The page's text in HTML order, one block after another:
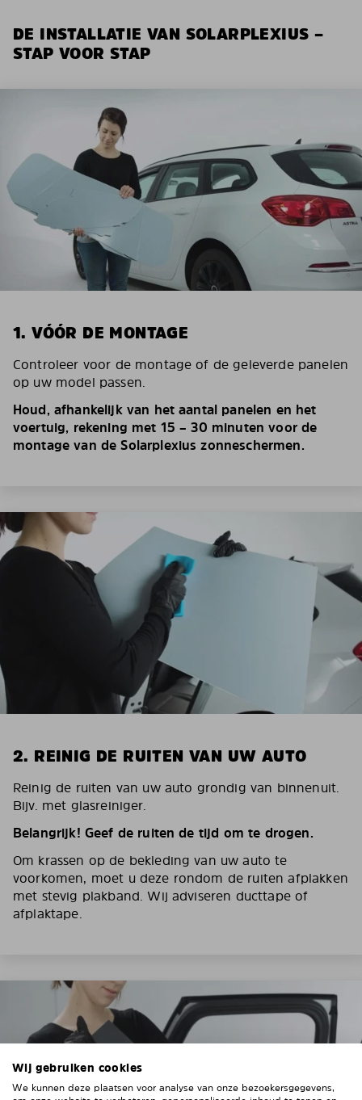
DE INSTALLATIE VAN SOLARPLEXIUS –
STAP VOOR STAP
1. VÓÓR DE MONTAGE
Controleer voor de montage of de geleverde panelen
op uw model passen.
Houd, afhankelijk van het aantal panelen en het
voertuig, rekening met 15 – 30 minuten voor de
montage van de Solarplexius zonneschermen.
2. REINIG DE RUITEN VAN UW AUTO
Reinig de ruiten van uw auto grondig van binnenuit.
Bijv. met glasreiniger.
Belangrijk! Geef de ruiten de tijd om te drogen.
Om krassen op de bekleding van uw auto te
voorkomen, moet u deze rondom de ruiten afplakken
met stevig plakband. Wij adviseren ducttape of
afplaktape.
Wij gebruiken cookies
We kunnen deze plaatsen voor analyse van onze bezoekersgegevens,